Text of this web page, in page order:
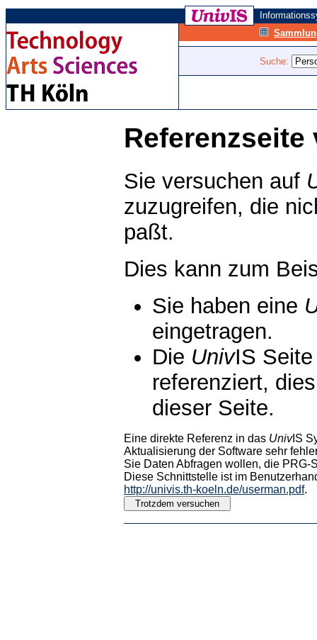
Suche:
Referenzseite
Sie versuchen auf
zuzugreifen, die
paßt.
Dies kann zum
Sie haben eine
eingetragen.
Die UnivIS
referenziert,
dieser Seite.
Eine direkte Referenz in das UnivIS
Aktualisierung der Software sehr
Sie Daten Abfragen wollen, die PRG-
Diese Schnittstelle ist im
http://univis.th-koeln.de/userman.pdf.